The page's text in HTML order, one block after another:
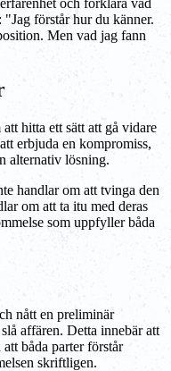
och förklara vad
förstår hur du känner.
Men vad jag fann
hitta ett sätt att gå vidare
erbjuda en kompromiss,
alternativ lösning.
handlar om att tvinga den
om att ta itu med deras
som uppfyller båda
nått en preliminär
affären. Detta innebär att
båda parter förstår
skriftligen.